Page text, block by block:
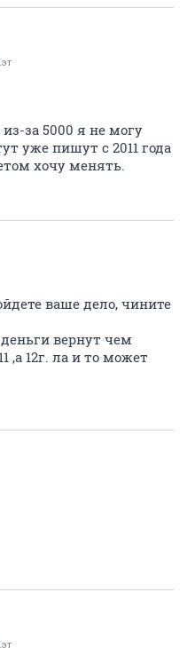
за 5000 я не могу
уже пишут с 2011 года
хочу менять.
ваше дело, чините
вернут чем
,а 12г. ла и то может